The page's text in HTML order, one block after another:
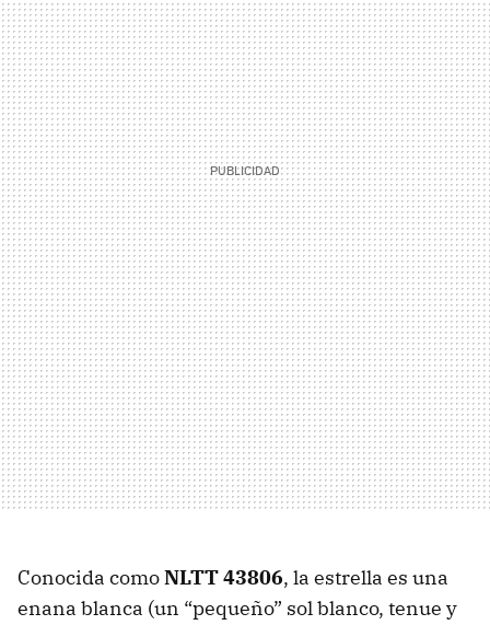
Conocida comoNLTT43806, la estrella es una
enana blanca (un “pequeño” sol blanco, tenue y